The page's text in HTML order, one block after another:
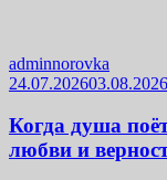
adminnorovka
24.07.202603.08.2026
Когда душа
любви и